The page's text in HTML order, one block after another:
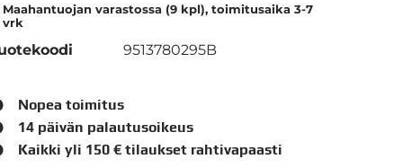
Maahantuojan varastossa (9 kpl), toimitusaika 3-7
vrk
9513780295B
Nopea toimitus
14 päivän palautusoikeus
Kaikki yli 150 € tilaukset rahtivapaasti